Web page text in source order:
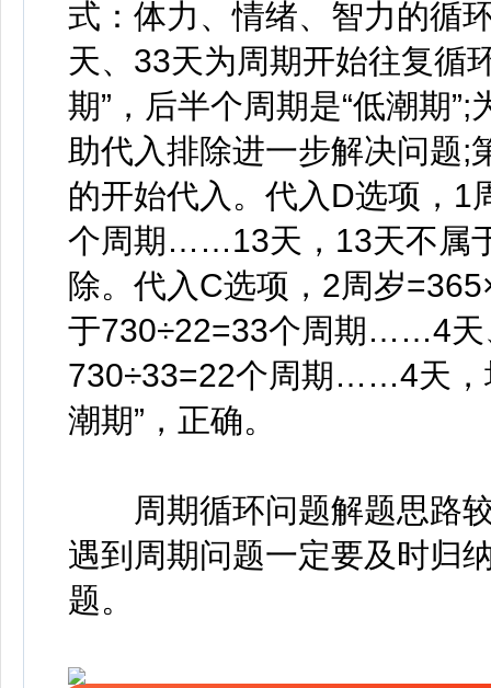
式：体力、情绪、智力的循
天、33天为周期开始往复循
期”，后半个周期是“低潮期
助代入排除进一步解决问题;
的开始代入。代入D选项，
个周期……13天，13天不属
除。代入C选项，2周岁
于730÷22=33个周期……4
730÷33=22个周期……4天，
潮期”，正确。
周期循环问题解题思路较
遇到周期问题一定要及时归
题。